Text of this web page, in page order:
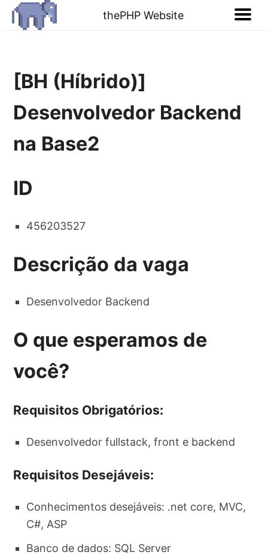
thePHP Website
[BH (Híbrido)]
Desenvolvedor Backend
na Base2
ID
456203527
Descrição da vaga
Desenvolvedor Backend
O que esperamos de
você?
Requisitos Obrigatórios:
Desenvolvedor fullstack, front e backend
Requisitos Desejáveis:
Conhecimentos desejáveis: .net core, MVC,
C#, ASP
Banco de dados: SQL Server